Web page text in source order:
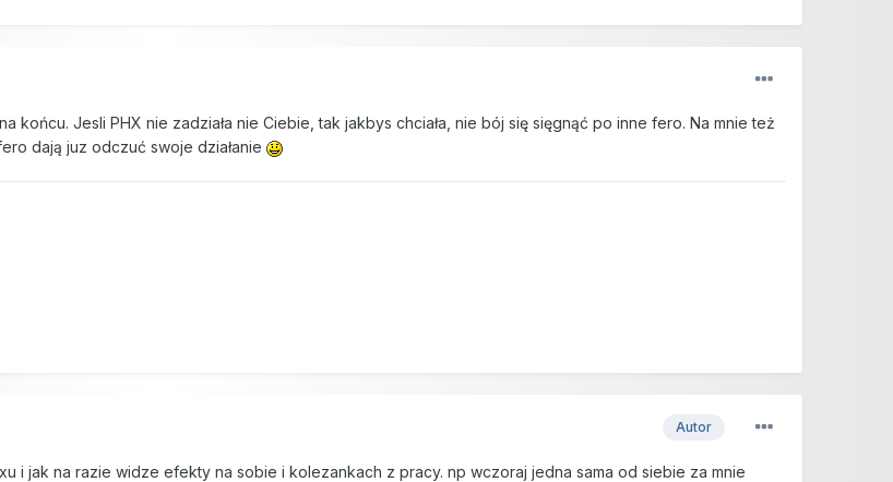
końcu. Jesli PHX nie zadziała nie Ciebie, tak jakbys chciała, nie bój się sięgnąć po inne fero. Na mnie też
dają juz odczuć swoje działanie
Autor
i jak na razie widze efekty na sobie i kolezankach z pracy. np wczoraj jedna sama od siebie za mnie